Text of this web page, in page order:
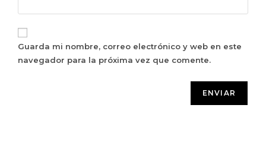
Guarda mi nombre, correo electrónico y web en este
navegador para la próxima vez que comente.